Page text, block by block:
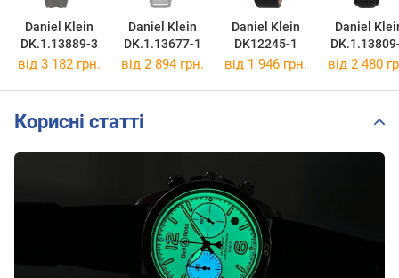
Daniel Klein
DK.1.13889-3
Daniel Klein
DK.1.13677-1
Daniel Klein
DK12245-1
Daniel
від 3 182 грн. від 2 894 грн. від 1 946 грн. від 2 480
Корисні статті